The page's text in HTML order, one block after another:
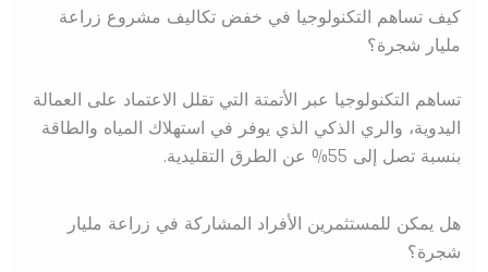
كيف تساهم التكنولوجيا في خفض تكاليف مشروع زراعة
مليار شجرة؟
تساهم التكنولوجيا عبر الأتمتة التي تقلل الاعتماد على العمالة
اليدوية، والري الذكي الذي يوفر في استهلاك المياه والطاقة
بنسبة تصل إلى 55% عن الطرق التقليدية.
هل يمكن للمستثمرين الأفراد المشاركة في زراعة مليار
شجرة؟